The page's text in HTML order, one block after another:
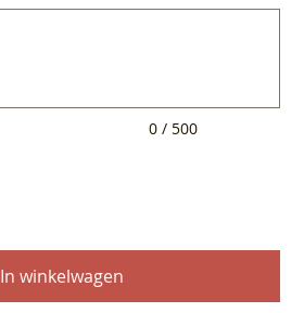
0 / 500
In winkelwagen